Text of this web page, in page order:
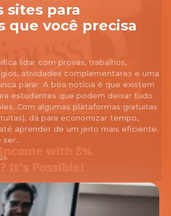
sites para
que você precisa
lidar com provas, trabalhos,
atividades complementares e uma
parar. A boa notícia é que existem
estudantes que podem deixar tudo
Com algumas plataformas gratuitas
dá para economizar tempo,
aprender de um jeito mais eficiente.